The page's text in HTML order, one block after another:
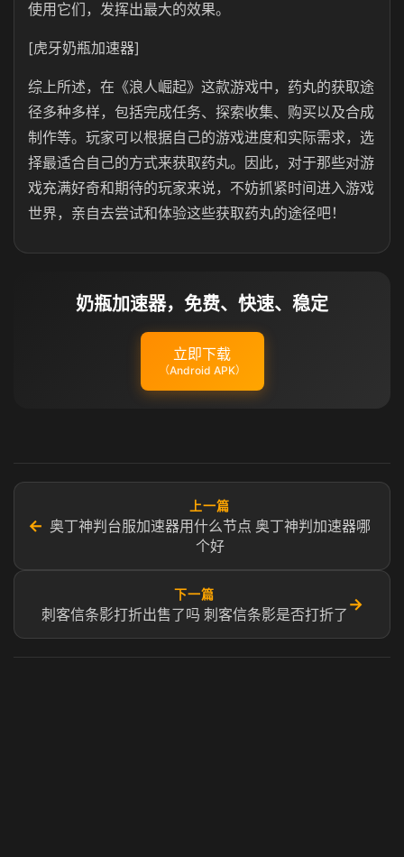
使用它们，发挥出最大的效果。
[虎牙奶瓶加速器]
综上所述，在《浪人崛起》这款游戏中，药丸的获取途
径多种多样，包括完成任务、探索收集、购买以及合成
制作等。玩家可以根据自己的游戏进度和实际需求，选
择最适合自己的方式来获取药丸。因此，对于那些对游
戏充满好奇和期待的玩家来说，不妨抓紧时间进入游戏
世界，亲自去尝试和体验这些获取药丸的途径吧！‌‌
奶瓶加速器，免费、快速、稳定
立即下载
（Android APK）
←
上一篇
奥丁神判台服加速器用什么节点 奥丁神判加速器哪
个好
下一篇
刺客信条影打折出售了吗 刺客信条影是否打折了
→